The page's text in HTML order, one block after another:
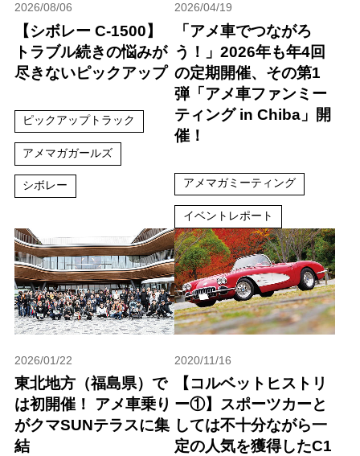
2026/08/06
【シボレー C-1500】
トラブル続きの悩みが
尽きないピックアップ
ピックアップトラック
アメマガガールズ
シボレー
2026/04/19
「アメ車でつながろ
う！」2026年も年4回
の定期開催、その第1
弾「アメ車ファンミー
ティング in Chiba」開
催！
アメマガミーティング
イベントレポート
2026/01/22
東北地方（福島県）で
は初開催！ アメ車乗り
がクマSUNテラスに集
結
2020/11/16
【コルベットヒストリ
ー①】スポーツカーと
しては不十分ながら一
定の人気を獲得したC1